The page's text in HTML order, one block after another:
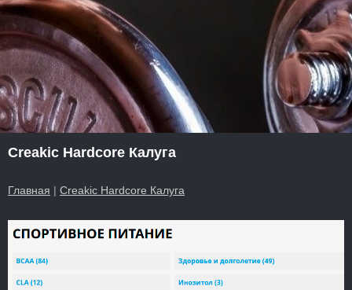
Creakic Hardcore Калуга
Главная | Creakic Hardcore Калуга